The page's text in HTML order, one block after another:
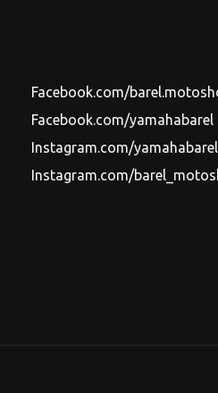
Facebook.com/
Facebook.com/yamahabarel
Instagram.com/
Instagram.com/